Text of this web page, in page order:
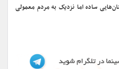
ساده اما نزدیک به مردم معمولی